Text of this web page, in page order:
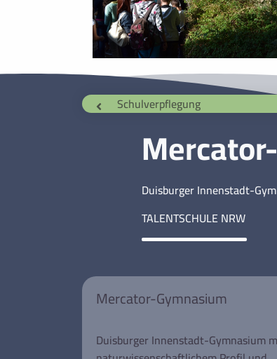
Schulverpflegung
Duisburger Innenstadt-
TALENTSCHULE NRW
Mercator-Gymnasium
Duisburger Innenstadt-Gymnasium